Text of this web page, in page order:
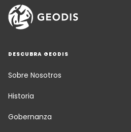
DESCUBRA GEODIS
Sobre Nosotros
Historia
Gobernanza